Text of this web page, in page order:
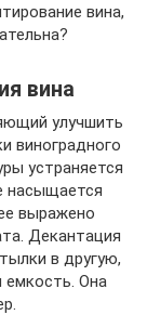
вина,
вина
улучшить
виноградного
устраняется
насыщается
выражено
Декантация
в другую,
емкость. Она